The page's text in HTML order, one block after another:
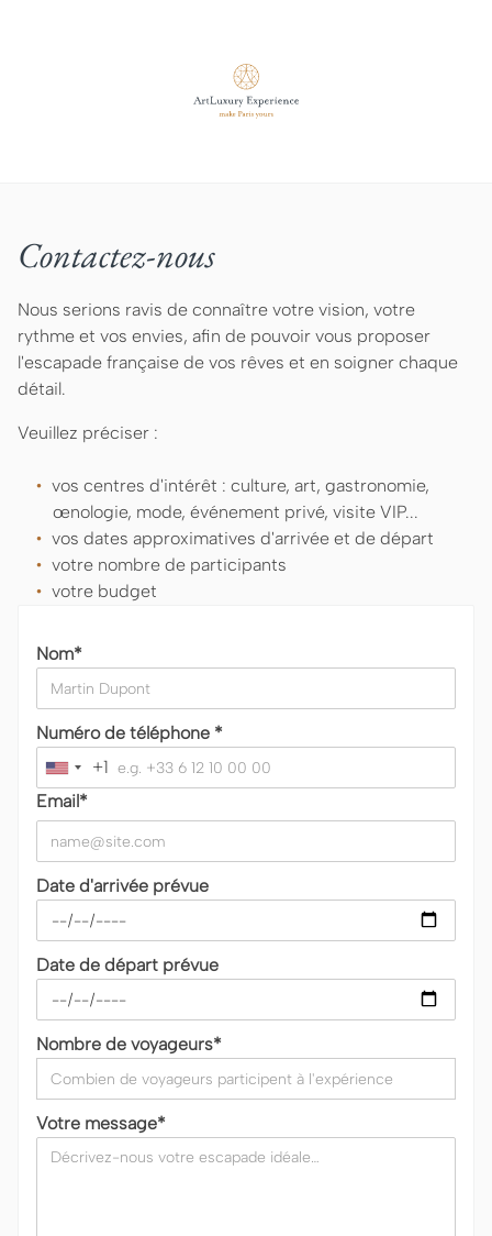
Contactez-nous
Nous serions ravis de connaître votre vision, votre
rythme et vos envies, afin de pouvoir vous proposer
l'escapade française de vos rêves et en soigner chaque
détail.
Veuillez préciser :
vos centres d'intérêt : culture, art, gastronomie,
œnologie, mode, événement privé, visite VIP...
vos dates approximatives d'arrivée et de départ
votre nombre de participants
votre budget
Nom*
Numéro de téléphone *
United
States
+1
+1
Email*
Date d'arrivée prévue
Date de départ prévue
Nombre de voyageurs*
Votre message*